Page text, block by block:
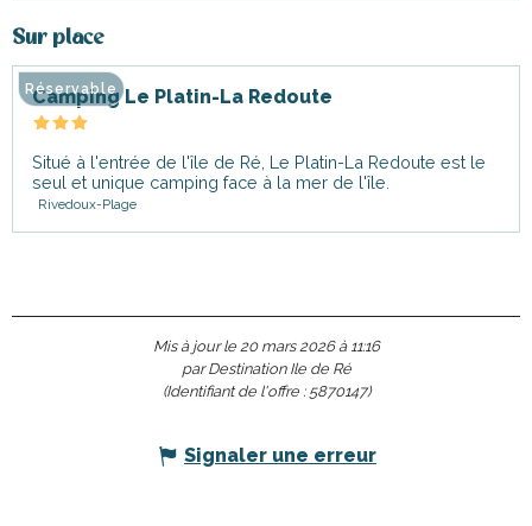
Sur place
Camping Le Platin-La Redoute
Situé à l'entrée de l'île de Ré, Le Platin-La Redoute est le
seul et unique camping face à la mer de l'île.
Rivedoux-Plage
Réservable
Mis à jour le 20 mars 2026 à 11:16
par Destination Ile de Ré
(Identifiant de l'offre : 5870147)
Signaler une erreur